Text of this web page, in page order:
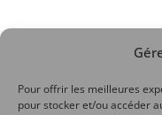
Pour offrir les meilleures
pour stocker et/ou accéder